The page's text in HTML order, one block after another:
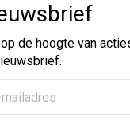
de hoogte van